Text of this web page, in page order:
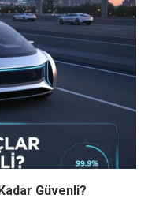
Güvenli?